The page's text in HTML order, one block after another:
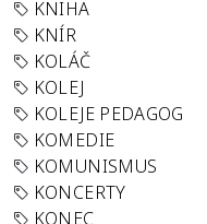
KNIHA
KNÍR
KOLÁČ
KOLEJ
KOLEJE PEDAGOG
KOMEDIE
KOMUNISMUS
KONCERTY
KONEC